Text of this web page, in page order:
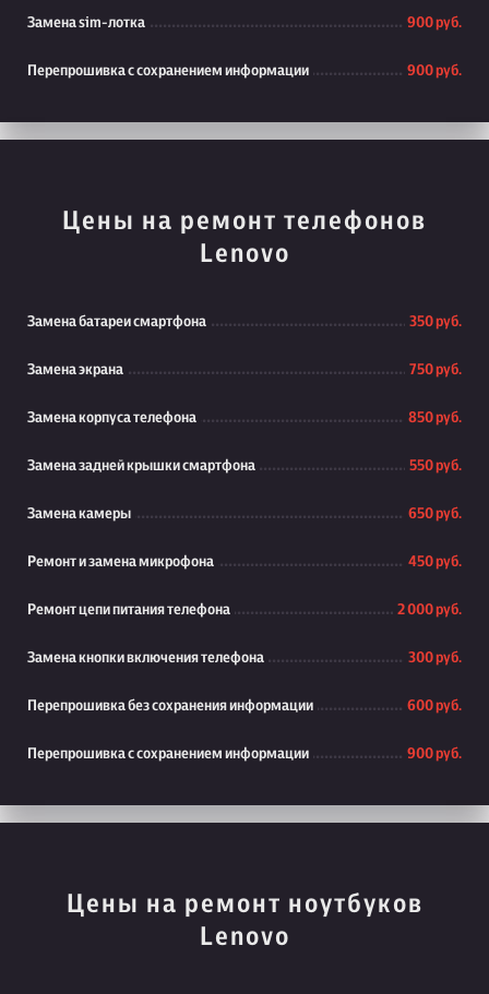
Замена sim-лотка 900 руб.
Перепрошивка с сохранением информации 900 руб.
Цены на ремонт телефонов
Lenovo
Замена батареи смартфона 350 руб.
Замена экрана 750 руб.
Замена корпуса телефона 850 руб.
Замена задней крышки смартфона 550 руб.
Замена камеры 650 руб.
Ремонт и замена микрофона 450 руб.
Ремонт цепи питания телефона 2 000 руб.
Замена кнопки включения телефона 300 руб.
Перепрошивка без сохранения информации 600 руб.
Перепрошивка с сохранением информации 900 руб.
Цены на ремонт ноутбуков
Lenovo